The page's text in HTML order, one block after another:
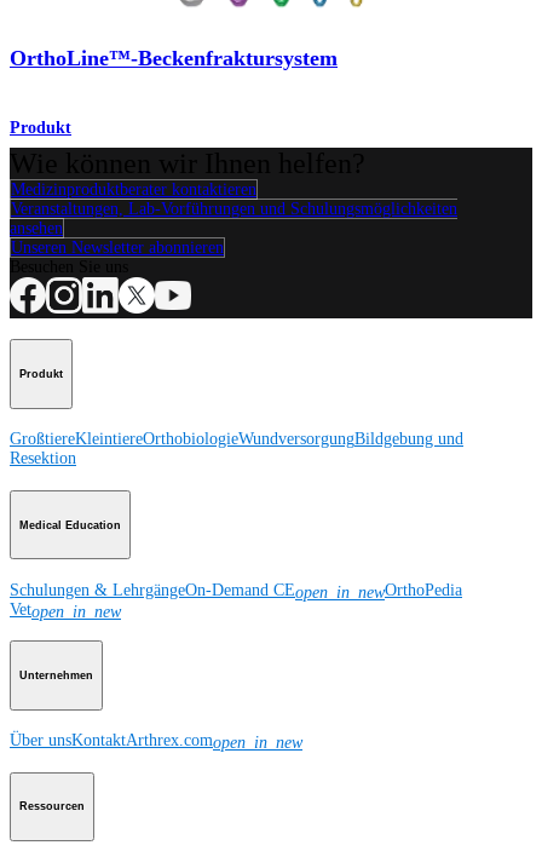
OrthoLine™-Beckenfraktursystem
Produkt
Medizinproduktberater kontaktieren
Veranstaltungen, Lab-Vorführungen und Schulungsmöglichkeiten
ansehen
Unseren Newsletter abonnieren
Produkt
GroßtiereKleintiereOrthobiologieWundversorgungBildgebung und
Resektion
Medical Education
Schulungen & LehrgängeOn-Demand CEopen_in_newOrthoPedia
Vetopen_in_new
Unternehmen
Über unsKontaktArthrex.comopen_in_new
Ressourcen